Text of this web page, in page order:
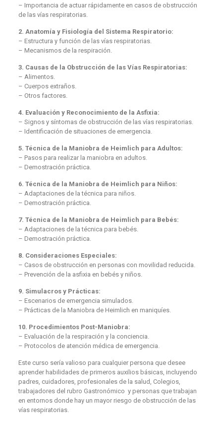
– Importancia de actuar rápidamente en casos de obstrucción
de las vías respiratorias.
2. Anatomía y Fisiología del Sistema Respiratorio:
– Estructura y función de las vías respiratorias.
– Mecanismos de la respiración.
3. Causas de la Obstrucción de las Vías Respiratorias:
– Alimentos.
– Cuerpos extraños.
– Otros factores.
4. Evaluación y Reconocimiento de la Asfixia:
– Signos y síntomas de obstrucción de las vías respiratorias.
– Identificación de situaciones de emergencia.
5. Técnica de la Maniobra de Heimlich para Adultos:
– Pasos para realizar la maniobra en adultos.
– Demostración práctica.
6. Técnica de la Maniobra de Heimlich para Niños:
– Adaptaciones de la técnica para niños.
– Demostración práctica.
7. Técnica de la Maniobra de Heimlich para Bebés:
– Adaptaciones de la técnica para bebés.
– Demostración práctica.
8. Consideraciones Especiales:
– Casos de obstrucción en personas con movilidad reducida.
– Prevención de la asfixia en bebés y niños.
9. Simulacros y Prácticas:
– Escenarios de emergencia simulados.
– Prácticas de la Maniobra de Heimlich en maniquíes.
10. Procedimientos Post-Maniobra:
– Evaluación de la respiración y la conciencia.
– Protocolos de atención médica de emergencia.
Este curso sería valioso para cualquier persona que desee
aprender habilidades de primeros auxilios básicas, incluyendo
padres, cuidadores, profesionales de la salud, Colegios,
trabajadores del rubro Gastronómico y personas que trabajan
en entornos donde hay un mayor riesgo de obstrucción de las
vías respiratorias.